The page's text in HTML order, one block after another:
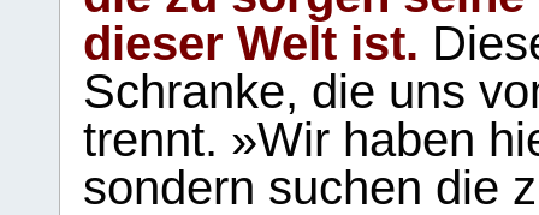
dieser Welt ist.
Schranke, die uns
trennt. »Wir haben
sondern suchen die